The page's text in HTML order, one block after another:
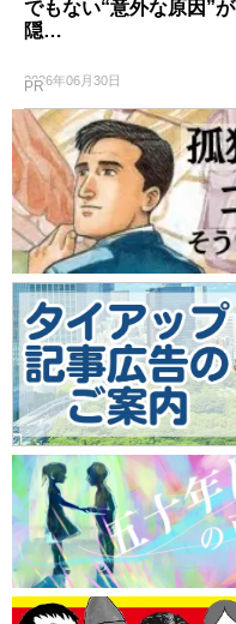
でもない“意外な原因”が
隠…
2026年06月30日
PR